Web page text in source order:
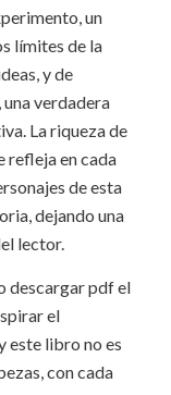
un
límites de la
y de
verdadera
La riqueza de
refleja en cada
de esta
dejando una
lector.
descargar pdf el
el
este libro no es
con cada